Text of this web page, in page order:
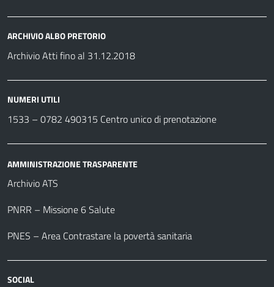
ARCHIVIO ALBO PRETORIO
Archivio Atti fino al 31.12.2018
NUMERI UTILI
1533 – 0782 490315 Centro unico di prenotazione
AMMINISTRAZIONE TRASPARENTE
Archivio ATS
PNRR – Missione 6 Salute
PNES – Area Contrastare la povertà sanitaria
SOCIAL